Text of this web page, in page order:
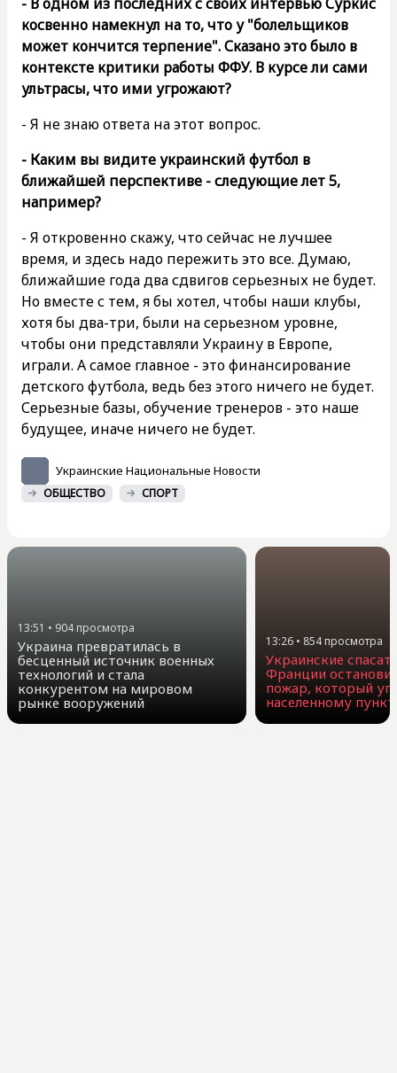
косвенно намекнул на то, что у "болельщиков
может кончится терпение". Сказано это было в
контексте критики работы ФФУ. В курсе ли сами
ультрасы, что ими угрожают?
- Я не знаю ответа на этот вопрос.
- Каким вы видите украинский футбол в
ближайшей перспективе - следующие лет 5,
например?
- Я откровенно скажу, что сейчас не лучшее
время, и здесь надо пережить это все. Думаю,
ближайшие года два сдвигов серьезных не будет.
Но вместе с тем, я бы хотел, чтобы наши клубы,
хотя бы два-три, были на серьезном уровне,
чтобы они представляли Украину в Европе,
играли. А самое главное - это финансирование
детского футбола, ведь без этого ничего не будет.
Серьезные базы, обучение тренеров - это наше
будущее, иначе ничего не будет.
Украинские Национальные Новости
ОБЩЕСТВО СПОРТ
13:51 • 904 просмотра
Украина превратилась в
бесценный источник военных
технологий и стала
конкурентом на мировом
рынке вооружений
13:26 • 854просмотра
Украинские
Франции
пожар, который
населенному